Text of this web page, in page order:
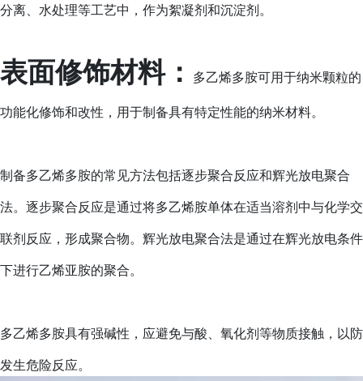
分离、水处理等工艺中，作为絮凝剂和沉淀剂。
表面修饰材料：
多乙烯多胺可用于纳米颗粒的
功能化修饰和改性，用于制备具有特定性能的纳米材料。
制备多乙烯多胺的常见方法包括逐步聚合反应和辉光放电聚合
法。逐步聚合反应是通过将多乙烯胺单体在适当溶剂中与化学交
联剂反应，形成聚合物。辉光放电聚合法是通过在辉光放电条件
下进行乙烯亚胺的聚合。
多乙烯多胺具有强碱性，应避免与酸、氧化剂等物质接触，以防
发生危险反应。